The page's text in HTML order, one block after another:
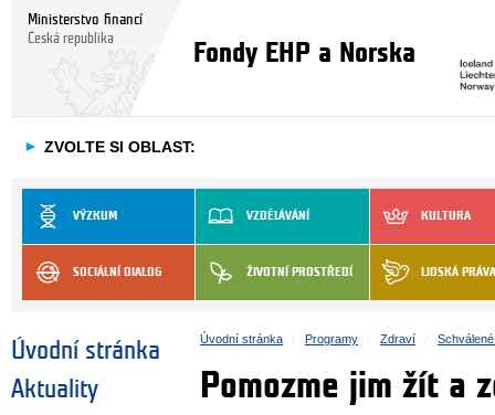
Ministerstvo financí
Česká republika
Fondy EHP a Norska
► ZVOLTE SI OBLAST:
VÝZKUM VZDĚLÁVÁNÍ KULTURA
SOCIÁLNÍ DIALOG ŽIVOTNÍ PROSTŘEDÍ LIDSKÁ PRÁVA
Úvodní stránka
Aktuality
Úvodní stránka Programy Zdraví
Pomozme jim žít a